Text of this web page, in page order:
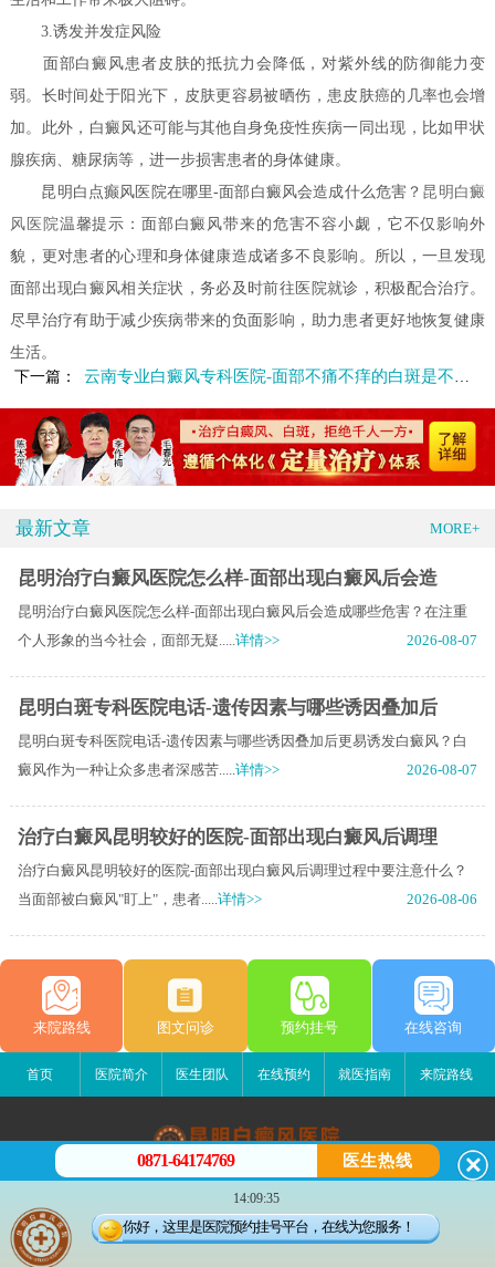
3.诱发并发症风险
面部白癜风患者皮肤的抵抗力会降低，对紫外线的防御能力变
弱。长时间处于阳光下，皮肤更容易被晒伤，患皮肤癌的几率也会增
加。此外，白癜风还可能与其他自身免疫性疾病一同出现，比如甲状
腺疾病、糖尿病等，进一步损害患者的身体健康。
昆明白点癫风医院在哪里-面部白癜风会造成什么危害？ 昆明白癜
风医院温馨提示：面部白癜风带来的危害不容小觑，它不仅影响外
貌，更对患者的心理和身体健康造成诸多不良影响。所以，一旦发现
面部出现白癜风相关症状，务必及时前往医院就诊，积极配合治疗。
尽早治疗有助于减少疾病带来的负面影响，助力患者更好地恢复健康
生活。
下一篇：
云南专业白癜风专科医院-面部不痛不痒的白斑是不是白癜风呢
最新文章 MORE+
昆明治疗白癜风医院怎么样-面部出现白癜风后会造
昆明治疗白癜风医院怎么样-面部出现白癜风后会造成哪些危害？在注重
个人形象的当今社会，面部无疑.....详情>> 2026-08-07
昆明白斑专科医院电话-遗传因素与哪些诱因叠加后
昆明白斑专科医院电话-遗传因素与哪些诱因叠加后更易诱发白癜风？白
癜风作为一种让众多患者深感苦.....详情>> 2026-08-07
治疗白癜风昆明较好的医院-面部出现白癜风后调理
治疗白癜风昆明较好的医院-面部出现白癜风后调理过程中要注意什么？
当面部被白癜风"盯上"，患者.....详情>> 2026-08-06
来院路线 图文问诊 预约挂号 在线咨询
首页 医院简介 医生团队 在线预约 就医指南 来院路线
昆明白癜风医院
昆明市五华区护国路2号
版权所有：昆明白癜风医院
0871-64174769 医生热线
14:09:35
你好，这里是医院预约挂号平台，在线为您服务！